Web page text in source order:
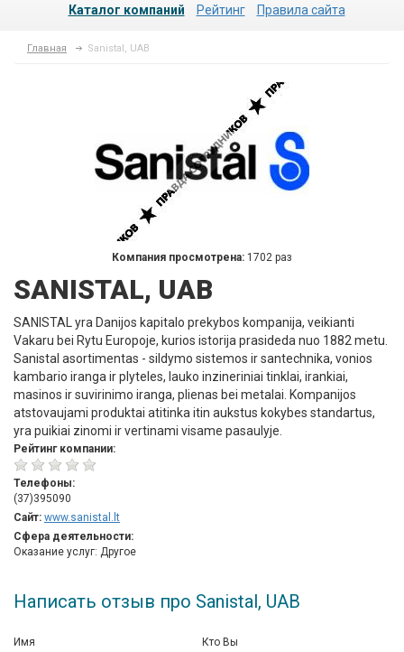
Каталог компаний Рейтинг Правила сайта
Главная Sanistal, UAB
Компания просмотрена: 1702 раз
SANISTAL, UAB
SANISTAL yra Danijos kapitalo prekybos kompanija, veikianti
Vakaru bei Rytu Europoje, kurios istorija prasideda nuo 1882 metu.
Sanistal asortimentas - sildymo sistemos ir santechnika, vonios
kambario iranga ir plyteles, lauko inzineriniai tinklai, irankiai,
masinos ir suvirinimo iranga, plienas bei metalai. Kompanijos
atstovaujami produktai atitinka itin aukstus kokybes standartus,
yra puikiai zinomi ir vertinami visame pasaulyje.
Рейтинг компании:
Телефоны:
(37)395090
Сайт: www.sanistal.lt
Сфера деятельности:
Оказание услуг: Другое
Написать отзыв про Sanistal, UAB
Имя Кто Вы